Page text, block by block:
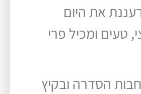
את היום
טעים ומכיל פרי
הסדרה ובקיץ